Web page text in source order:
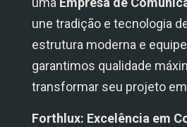
une tradição e tecnologia
estrutura moderna e
garantimos qualidade
transformar seu projeto
Forthlux: Excelência em